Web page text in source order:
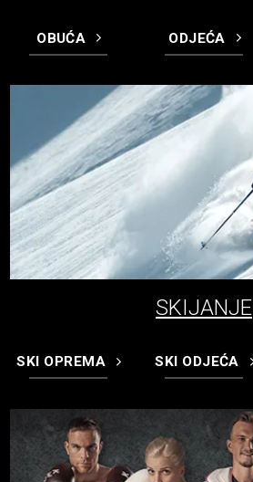
OBUĆA ODJEĆA
SKIJANJE
SKI OPREMA SKI ODJEĆA